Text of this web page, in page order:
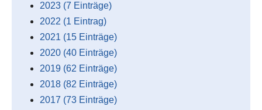
2023 (7 Einträge)
2022 (1 Eintrag)
2021 (15 Einträge)
2020 (40 Einträge)
2019 (62 Einträge)
2018 (82 Einträge)
2017 (73 Einträge)